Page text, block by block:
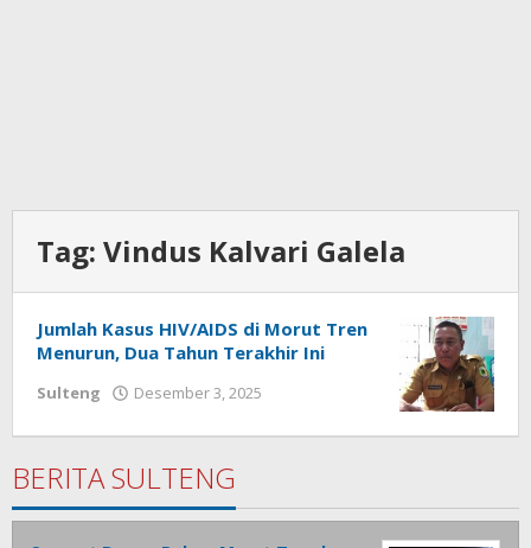
Tag: Vindus Kalvari Galela
Jumlah Kasus HIV/AIDS di Morut Tren
Menurun, Dua Tahun Terakhir Ini
Sulteng Desember 3, 2025
Parenta
BERITA SULTENG